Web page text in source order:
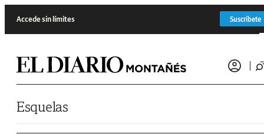
Accede sin límites Suscríbete
Esquelas